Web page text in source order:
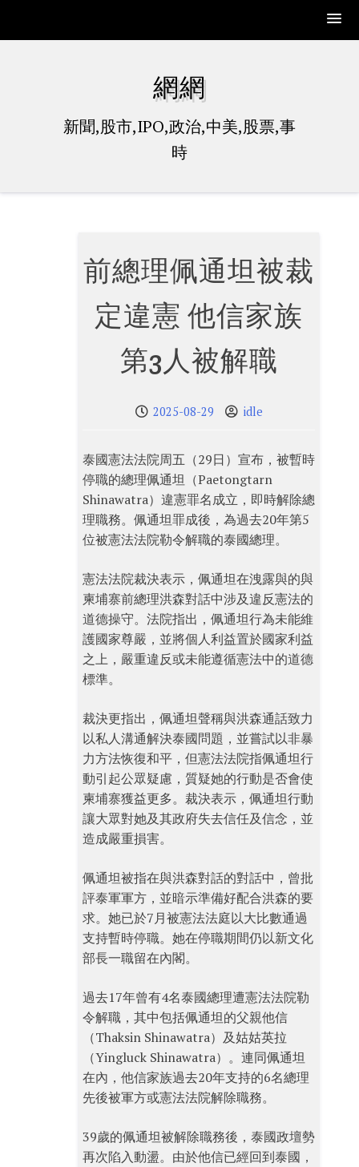
網網
新聞,股市,IPO,政治,中美,股票,事
時
前總理佩通坦被裁
定違憲 他信家族
第3人被解職
2025-08-29 idle
泰國憲法法院周五（29日）宣布，被暫時
停職的總理佩通坦（Paetongtarn
Shinawatra）違憲罪名成立，即時解除總
理職務。佩通坦罪成後，為過去20年第5
位被憲法法院勒令解職的泰國總理。
憲法法院裁決表示，佩通坦在洩露與的與
柬埔寨前總理洪森對話中涉及違反憲法的
道德操守。法院指出，佩通坦行為未能維
護國家尊嚴，並將個人利益置於國家利益
之上，嚴重違反或未能遵循憲法中的道德
標準。
裁決更指出，佩通坦聲稱與洪森通話致力
以私人溝通解決泰國問題，並嘗試以非暴
力方法恢復和平，但憲法法院指佩通坦行
動引起公眾疑慮，質疑她的行動是否會使
柬埔寨獲益更多。裁決表示，佩通坦行動
讓大眾對她及其政府失去信任及信念，並
造成嚴重損害。
佩通坦被指在與洪森對話的對話中，曾批
評泰軍軍方，並暗示準備好配合洪森的要
求。她已於7月被憲法法庭以大比數通過
支持暫時停職。她在停職期間仍以新文化
部長一職留在內閣。
過去17年曾有4名泰國總理遭憲法法院勒
令解職，其中包括佩通坦的父親他信
（Thaksin Shinawatra）及姑姑英拉
（Yingluck Shinawatra）。連同佩通坦
在內，他信家族過去20年支持的6名總理
先後被軍方或憲法法院解除職務。
39歲的佩通坦被解除職務後，泰國政壇勢
再次陷入動盪。由於他信已經回到泰國，